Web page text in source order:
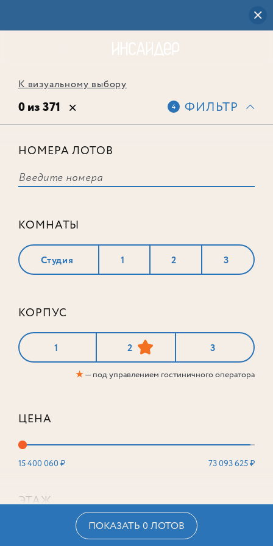
К визуальному выбору
0 из 371 4 ФИЛЬТР
НОМЕРА ЛОТОВ
КОМНАТЫ
Студия 1 2 3
КОРПУС
1 2 3
★— под управлением гостиничного оператора
ЦЕНА
15 400 060 ₽ 73 093 625 ₽
ЭТАЖ
ПОКАЗАТЬ 0 ЛОТОВ
соответствует ни одного лота